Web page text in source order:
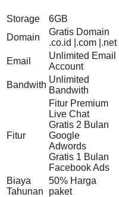
Storage 6GB
Domain
Gratis Domain
.co.id |.com |.net
Email
Unlimited Email
Account
Bandwith
Unlimited
Bandwith
Fitur
Fitur Premium
Live Chat
Gratis 2 Bulan
Google
Adwords
Gratis 1 Bulan
Facebook Ads
Biaya
Tahunan
50% Harga
paket